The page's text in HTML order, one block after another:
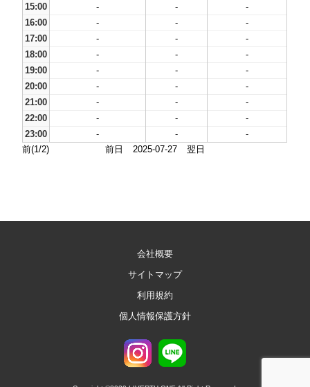
15:00
- -
-
16:00
- -
-
17:00
- -
-
18:00
- -
-
19:00
- -
-
20:00
- -
-
21:00
- -
-
22:00
- -
-
23:00
- -
-
前(1/2)
前日 2025-07-27 翌日
会社概要
サイトマップ
利用規約
個人情報保護方針